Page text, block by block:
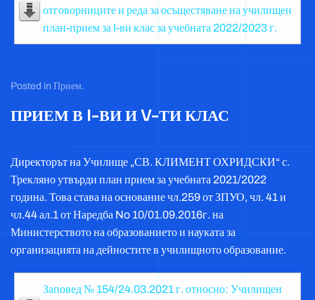
отговорниците и реда за осъщестяване на училищен
план-прием за I-ви клас за учебната 2022/2023 г.
Posted in Прием.
ПРИЕМ В I-ВИ И V-ТИ КЛАС
Директорът на Училище „СВ. КЛИМЕНТ ОХРИДСКИ“ с.
Трекляно утвърди план прием за учебната 2021/2022
година. Това става на основание чл.259 от ЗПУО, чл. 41 и
чл.44 ал.1 от Наредба No 10/01.09.2016г. на
Министерството на образованието и науката за
организацията на дейностите в училищното образование.
Заповед № 154/24.03.2021 г. относно: Училищен